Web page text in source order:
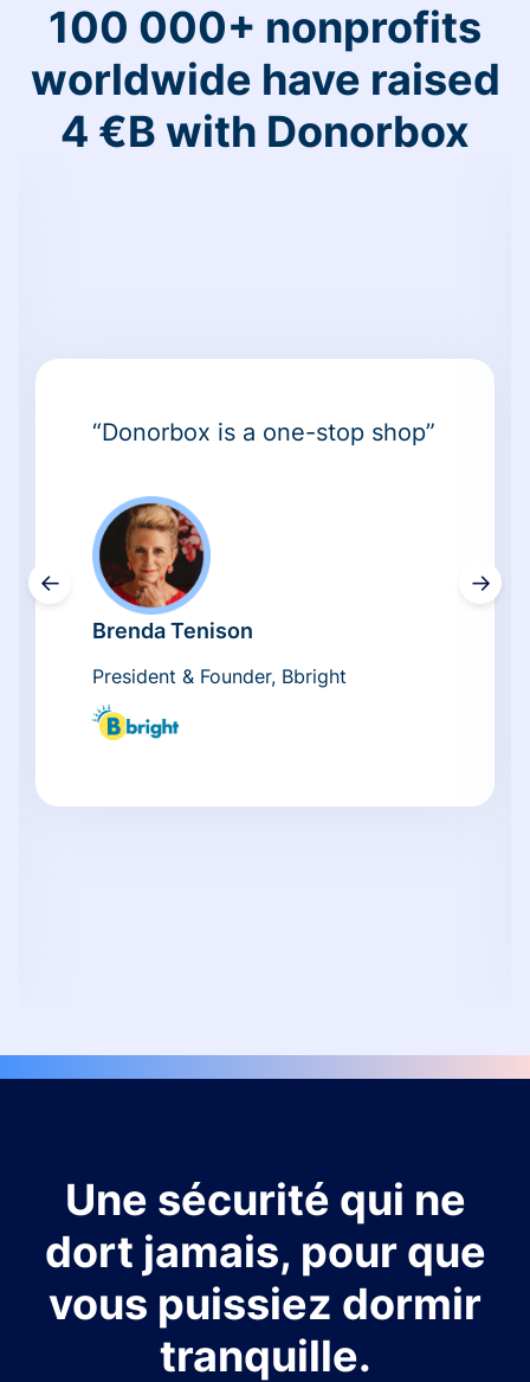
100 000+ nonprofits
worldwide have raised
4 €B with Donorbox
←
“Donorbox is a one-stop shop”
Brenda Tenison
President & Founder, Bbright
→
Une sécurité qui ne
dort jamais, pour que
vous puissiez dormir
tranquille.